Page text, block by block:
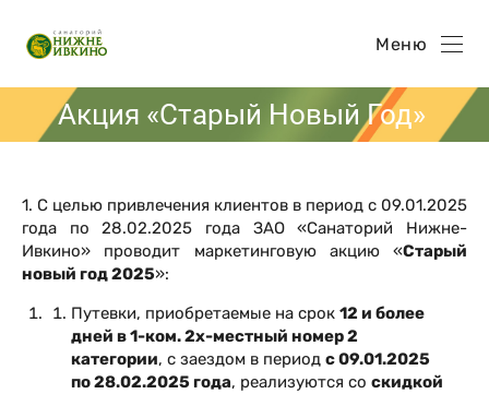
Меню
Акция «Старый Новый Год»
1. С целью привлечения клиентов в период с 09.01.2025
года по 28.02.2025 года ЗАО «Санаторий Нижне-
Ивкино» проводит маркетинговую акцию «Старый
новый год 2025»:
Путевки, приобретаемые на срок 12 и более
дней в 1-ком. 2х-местный номер 2
категории, с заездом в период с 09.01.2025
по 28.02.2025 года, реализуются со скидкой